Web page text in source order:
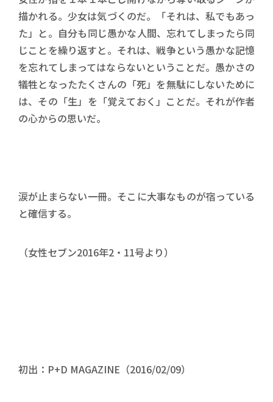
描かれる。少女は気づくのだ。「それは、私でもあっ
た」と。自分も同じ愚かな人間、忘れてしまったら同
じことを繰り返すと。それは、戦争という愚かな記憶
を忘れてしまってはならないということだ。愚かさの
犠牲となったたくさんの「死」を無駄にしないために
は、その「生」を「覚えておく」ことだ。それが作者
の心からの思いだ。
涙が止まらない一冊。そこに大事なものが宿っている
と確信する。
（女性セブン2016年2・11号より）
初出：P+D MAGAZINE（2016/02/09）